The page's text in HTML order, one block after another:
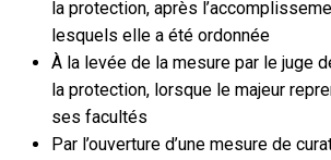
la protection, après
lesquels elle a été ordonnée
À la levée de la mesure par le juge
la protection, lorsque le majeur
ses facultés
Par l’ouverture d’une mesure de